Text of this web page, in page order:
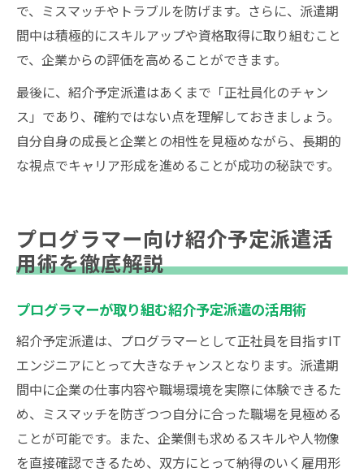
で、ミスマッチやトラブルを防げます。さらに、派遣期
間中は積極的にスキルアップや資格取得に取り組むこと
で、企業からの評価を高めることができます。
最後に、紹介予定派遣はあくまで「正社員化のチャン
ス」であり、確約ではない点を理解しておきましょう。
自分自身の成長と企業との相性を見極めながら、長期的
な視点でキャリア形成を進めることが成功の秘訣です。
プログラマー向け紹介予定派遣活
用術を徹底解説
プログラマーが取り組む紹介予定派遣の活用術
紹介予定派遣は、プログラマーとして正社員を目指すIT
エンジニアにとって大きなチャンスとなります。派遣期
間中に企業の仕事内容や職場環境を実際に体験できるた
め、ミスマッチを防ぎつつ自分に合った職場を見極める
ことが可能です。また、企業側も求めるスキルや人物像
を直接確認できるため、双方にとって納得のいく雇用形